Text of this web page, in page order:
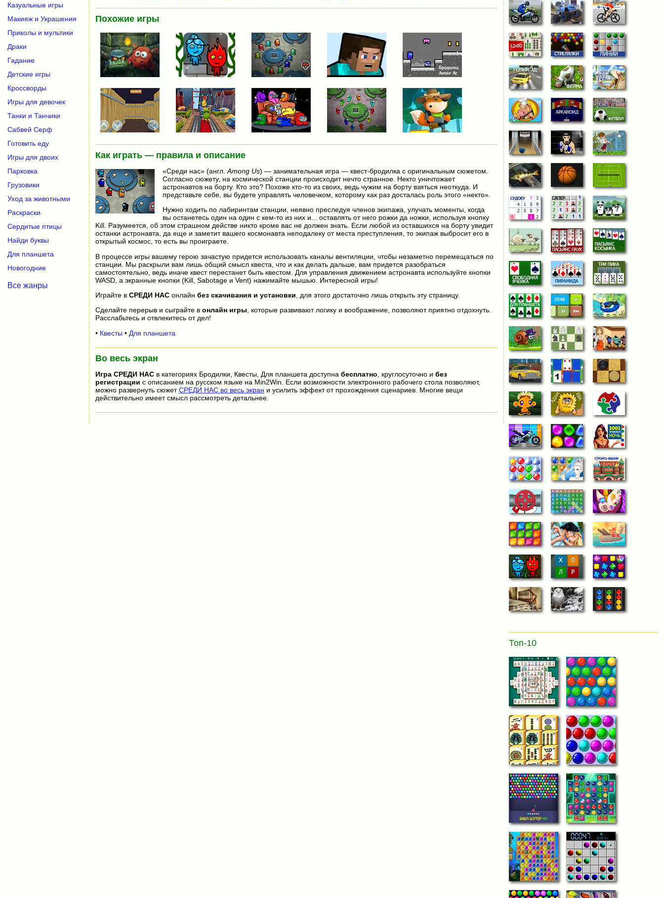
Похожие игры
Как играть — правила и описание
«Среди нас» (англ. Among Us) — занимательная игра — квест-бродилка с оригинальным сюжетом.
Согласно сюжету, на космической станции происходит нечто странное. Некто уничтожает
астронавтов на борту. Кто это? Похоже кто-то из своих, ведь чужим на борту взяться неоткуда. И
представьте себе, вы будете управлять человечком, которому как раз досталась роль этого «некто».
Нужно ходить по лабиринтам станции, неявно преследуя членов экипажа, улучать моменты, когда
вы останетесь один на один с кем-то из них и... оставлять от него рожки да ножки, используя кнопку
Kill. Разумеется, об этом страшном действе никто кроме вас не должен знать. Если любой из оставшихся на борту увидит
останки астронавта, да еще и заметит вашего космонавта неподалеку от места преступления, то экипаж выбросит его в
открытый космос, то есть вы проиграете.
В процессе игры вашему герою зачастую придется использовать каналы вентиляции, чтобы незаметно перемещаться по
станции. Мы раскрыли вам лишь общий смысл квеста, что и как делать дальше, вам придется разобраться
самостоятельно, ведь иначе квест перестанет быть квестом. Для управления движением астронавта используйте кнопки
WASD, а экранные кнопки (Kill, Sabotage и Vent) нажимайте мышью. Интересной игры!
Играйте в СРЕДИ НАСонлайн без скачивания и установки , для этого достаточно лишь открыть эту страницу.
Сделайте перерыв и сыграйте в онлайн игры, которые развивают логику и воображение, позволяют приятно отдохнуть.
Расслабьтесь и отвлекитесь от дел!
• Квесты • Для планшета
Во весь экран
Игра СРЕДИ НАСв категориях Бродилки, Квесты, Для планшета доступна бесплатно , круглосуточно и без
регистрации с описанием на русском языке на Min2Win. Если возможности электронного рабочего стола позволяют,
можно развернуть сюжетСРЕДИ НАС во весь экран и усилить эффект от прохождения сценариев. Многие вещи
действительно имеет смысл рассмотреть детальнее.
Казуальные игры
Макияж и Украшения
Приколы и мультики
Драки
Гадание
Детские игры
Кроссворды
Игры для девочек
Танки и Танчики
Сабвей Серф
Готовить еду
Игры для двоих
Парковка
Грузовики
Уход за животными
Раскраски
Сердитые птицы
Найди буквы
Для планшета
Новогодние
Все жанры
Топ-10